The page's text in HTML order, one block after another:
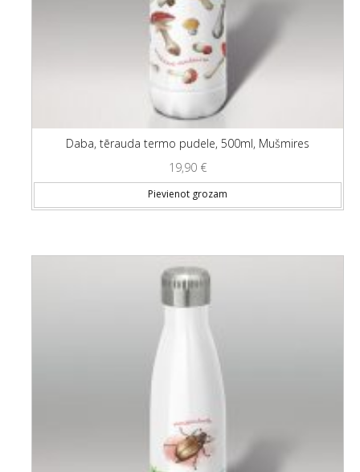
Daba, tērauda termo pudele, 500ml, Mušmires
19,90 €
Pievienot grozam